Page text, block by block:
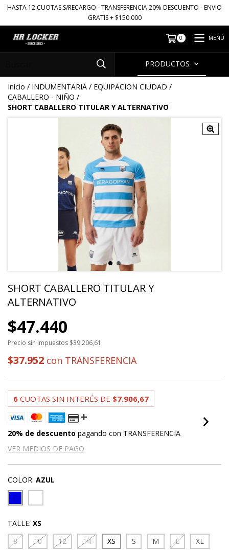
HASTA 12 CUOTAS S/RECARGO - TRANSFERENCIA 20% DESCUENTO - ENVIO
GRATIS + $150.000
0 MENÚ
PRODUCTOS
Inicio / INDUMENTARIA / EQUIPACION CIUDAD /
CABALLERO - NIÑO /
SHORT CABALLERO TITULAR Y ALTERNATIVO
SHORT CABALLERO TITULAR Y
ALTERNATIVO
$47.440
Precio sin impuestos $39.206,61
$37.952 con TRANSFERENCIA
6 CUOTAS SIN INTERÉS DE $7.906,67
20% de descuento pagando con TRANSFERENCIA
VER MEDIOS DE PAGO
COLOR: AZUL
TALLE: XS
8
10 12 14 XS S M L XL